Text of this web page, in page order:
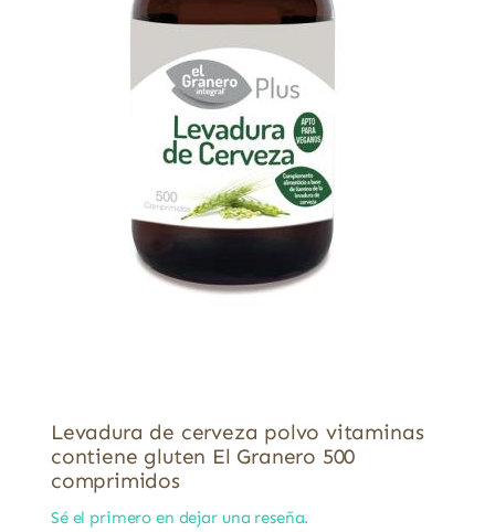
Levadura de cerveza polvo vitaminas
contiene gluten El Granero 500
comprimidos
Sé el primero en dejar una reseña.